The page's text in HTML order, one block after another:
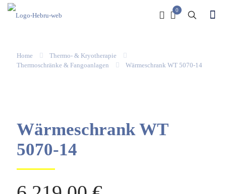
0
Home
Thermo- & Kryotherapie
Thermoschränke & Fangoanlagen
Wärmeschrank WT 5070-14
Wärmeschrank WT
5070-14